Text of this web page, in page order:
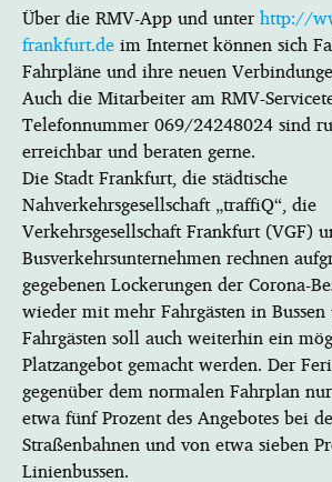
Über die RMV-App und unterhttp://
frankfurt.deim Internet können sich
Fahrpläne und ihre neuen
Auch die Mitarbeiter am RMV-
Telefonnummer 069/24248024 sind
erreichbar und beraten gerne.
Die Stadt Frankfurt, die städtische
Nahverkehrsgesellschaft „traffiQ“, die
Verkehrsgesellschaft Frankfurt (VGF)
Busverkehrsunternehmen rechnen
gegebenen Lockerungen der Corona-
wieder mit mehr Fahrgästen in
Fahrgästen soll auch weiterhin ein
Platzangebot gemacht werden. Der
gegenüber dem normalen Fahrplan
etwa fünf Prozent des Angebotes bei
Straßenbahnen und von etwa sieben
Linienbussen.